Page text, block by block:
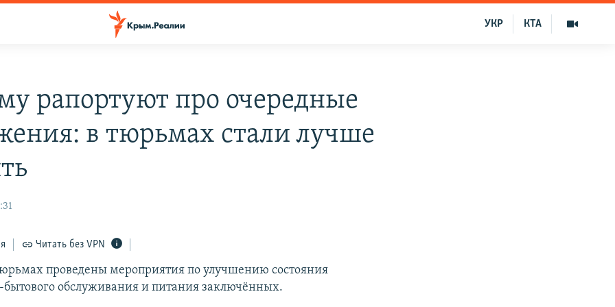
КТА
УКР
рапортуют про очередные
в тюрьмах стали лучше
Читать без VPN
проведены мероприятия по улучшению состояния
обслуживания и питания заключённых.